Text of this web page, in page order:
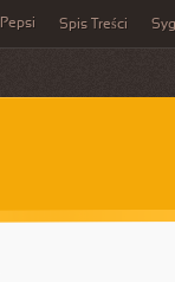
Pepsi Spis Treści